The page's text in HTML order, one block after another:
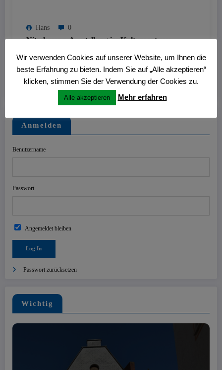
Hans 0
Nitschmann Ausstellung im Kulturzentrum
27. Juni 2026
Anmelden
Benutzername
Passwort
Angemeldet bleiben
Passwort zurücksetzen
Wichtig
Wir verwenden Cookies auf unserer Website, um Ihnen die
beste Erfahrung zu bieten. Indem Sie auf „Alle akzeptieren“
klicken, stimmen Sie der Verwendung der Cookies zu.
Alle akzeptieren Mehr erfahren